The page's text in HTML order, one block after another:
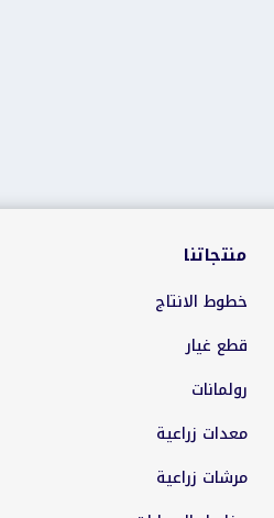
منتجاتنا
خطوط الانتاج
قطع غيار
رولمانات
معدات زراعية
مرشات زراعية